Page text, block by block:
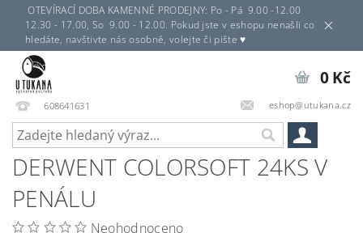
OTEVÍRACÍ DOBA KAMENNÉ PRODEJNY: Po - Pá 9.00 -12.00
12.30 - 17.00, So 9.00 - 12.00. Pokud jste v eshopu nenašli co
hledáte, navštivte nás osobně, volejte či pište ♥
608641631 eshop@utukana.cz
0 Kč
DERWENT COLORSOFT 24KS V
PENÁLU
Neohodnoceno